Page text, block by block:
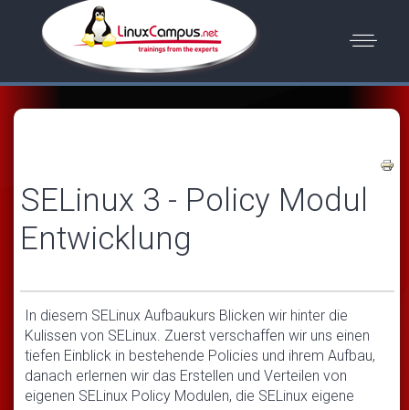
SELinux 3 - Policy Modul
Entwicklung
In diesem SELinux Aufbaukurs Blicken wir hinter die
Kulissen von SELinux. Zuerst verschaffen wir uns einen
tiefen Einblick in bestehende Policies und ihrem Aufbau,
danach erlernen wir das Erstellen und Verteilen von
eigenen SELinux Policy Modulen, die SELinux eigene